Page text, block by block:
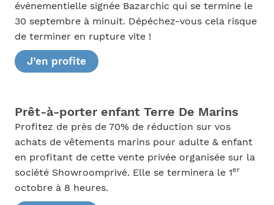
événementielle signée Bazarchic qui se termine le
30 septembre à minuit. Dépéchez-vous cela risque
de terminer en rupture vite !
J’en profite
Prêt-à-porter enfant Terre De Marins
Profitez de près de 70% de réduction sur vos
achats de vêtements marins pour adulte & enfant
en profitant de cette vente privée organisée sur la
société Showroomprivé. Elle se terminera le 1er
octobre à 8 heures.